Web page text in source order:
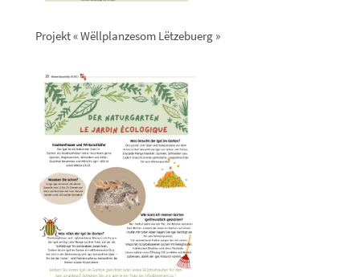
Projekt « Wëllplanzesom Lëtzebuerg »